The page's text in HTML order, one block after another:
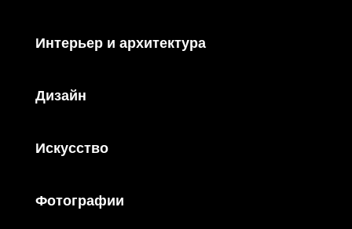
Интерьер и архитектура
Дизайн
Искусство
Фотографии